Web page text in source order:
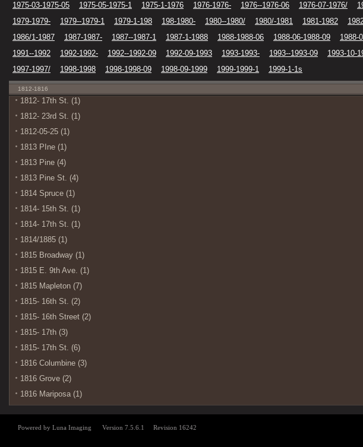
1975-03-1975-05
1975-05-1975-1 1975-1-1976 1976-1976- 1976--1976-06 1976-07-1976/
1979-1979-
1979--1979-1 1979-1-198 198-1980- 1980--1980/ 1980/-1981 1981-1982
1986/1-1987
1987-1987- 1987--1987-1 1987-1-1988 1988-1988-06 1988-06-1988-09 1988-
1991--1992
1992-1992- 1992--1992-09 1992-09-1993 1993-1993- 1993--1993-09 1993-10-
1997-1997/
1998-1998 1998-1998-09 1998-09-1999 1999-1999-1 1999-1-1s
1812-1816
1812- 17th St. (1)
1812- 23rd St. (1)
1812-05-25 (1)
1813 PIne (1)
1813 Pine (4)
1813 Pine St. (4)
1814 Spruce (1)
1814- 15th St. (1)
1814- 17th St. (1)
1814/1885 (1)
1815 Broadway (1)
1815 E. 9th Ave. (1)
1815 Mapleton (7)
1815- 16th St. (2)
1815- 16th Street (2)
1815- 17th (3)
1815- 17th St. (6)
1816 Columbine (3)
1816 Grove (2)
1816 Mariposa (1)